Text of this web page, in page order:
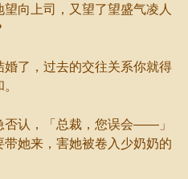
上司，又望了望盛气凌人
了，过去的交往关系你就得
认，「总裁，您误会——」
她来，害她被卷入少奶奶的